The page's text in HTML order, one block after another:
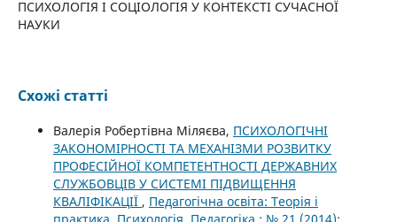
ПСИХОЛОГІЯ І СОЦІОЛОГІЯ У КОНТЕКСТІ СУЧАСНОЇ
НАУКИ
Схожі статті
Валерія Робертівна Міляєва, ПСИХОЛОГІЧНІ
ЗАКОНОМІРНОСТІ ТА МЕХАНІЗМИ РОЗВИТКУ
ПРОФЕСІЙНОЇ КОМПЕТЕНТНОСТІ ДЕРЖАВНИХ
СЛУЖБОВЦІВ У СИСТЕМІ ПІДВИЩЕННЯ
КВАЛІФІКАЦІЇ , Педагогічна освіта: Теорія і
практика. Психологія. Педагогіка.: № 21 (2014):